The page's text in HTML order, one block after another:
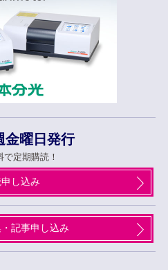
金曜日発行
で定期購読！
し込み
記事申し込み